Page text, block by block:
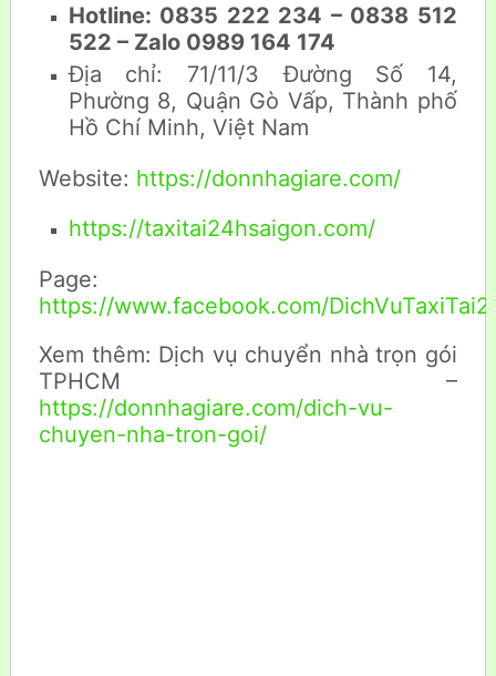
Hotline: 0835 222 234 – 0838 512
522 – Zalo 0989 164 174
Địa chỉ: 71/11/3 Đường Số 14,
Phường 8, Quận Gò Vấp, Thành phố
Hồ Chí Minh, Việt Nam
Website: https://donnhagiare.com/
https://taxitai24hsaigon.com/
Page:
https://www.facebook.com/
Xem thêm: Dịch vụ chuyển nhà trọn gói
TPHCM –
https://donnhagiare.com/dich-vu-
chuyen-nha-tron-goi/